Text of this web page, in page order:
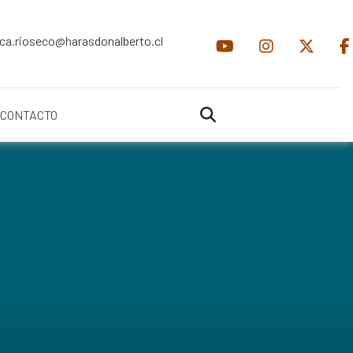
CONTACTO